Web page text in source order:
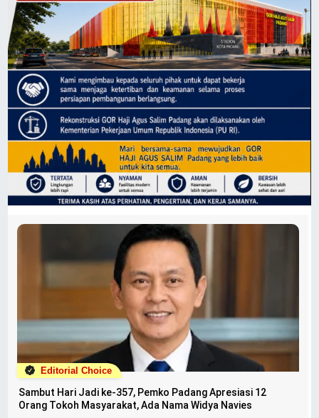
Editorial Choice
Sambut Hari Jadi ke-357, Pemko Padang Apresiasi 12
Orang Tokoh Masyarakat, Ada Nama Widya Navies